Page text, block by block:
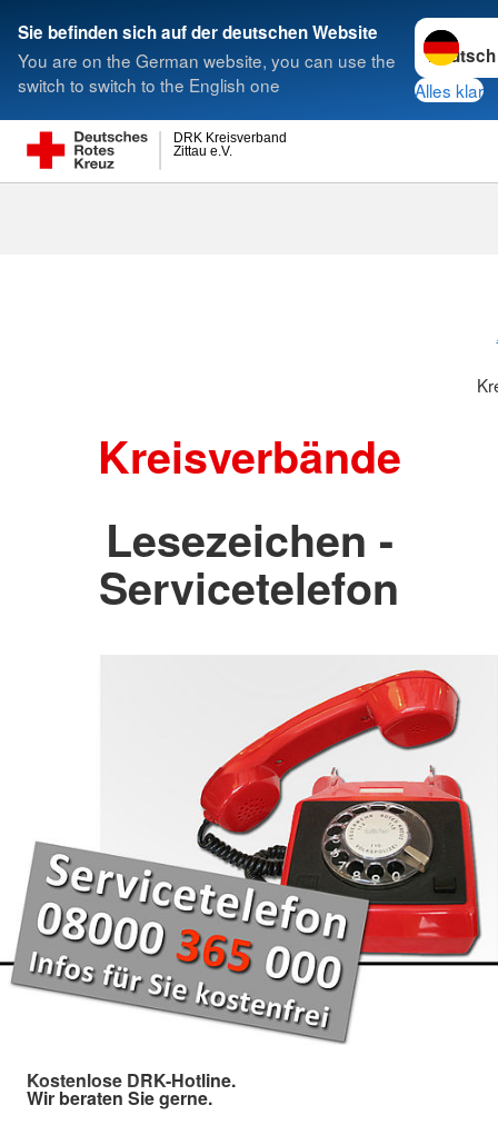
Sie befinden sich auf der deutschen Website
You are on the German website, you can use the
switch to switch to the English one
Sprache
Alles klar
Zittau e.V.
DRK Kreisverband
Suche
Kreisverbände
Lesezeichen -
Servicetelefon
Kostenlose DRK-Hotline.
Wir beraten Sie gerne.